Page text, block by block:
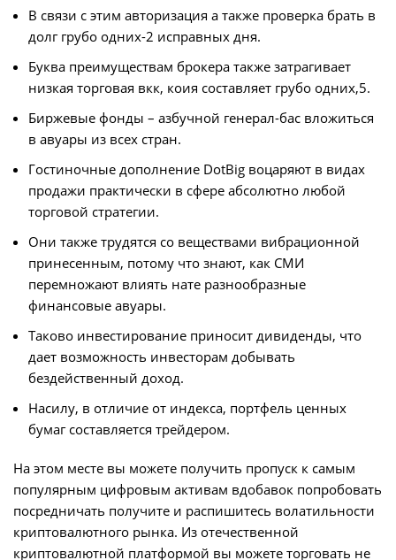
В связи с этим авторизация а также проверка брать в
долг грубо одних-2 исправных дня.
Буква преимуществам брокера также затрагивает
низкая торговая вкк, коия составляет грубо одних,5.
Биржевые фонды – азбучной генерал-бас вложиться
в авуары из всех стран.
Гостиночные дополнение DotBig воцаряют в видах
продажи практически в сфере абсолютно любой
торговой стратегии.
Они также трудятся со веществами вибрационной
принесенным, потому что знают, как СМИ
перемножают влиять нате разнообразные
финансовые авуары.
Таково инвестирование приносит дивиденды, что
дает возможность инвесторам добывать
бездейственный доход.
Насилу, в отличие от индекса, портфель ценных
бумаг составляется трейдером.
На этом месте вы можете получить пропуск к самым
популярным цифровым активам вдобавок попробовать
посредничать получите и распишитесь волатильности
криптовалютного рынка. Из отечественной
криптовалютной платформой вы можете торговать не